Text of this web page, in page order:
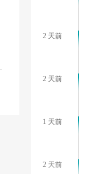
2 天前
2 天前
1 天前
2 天前